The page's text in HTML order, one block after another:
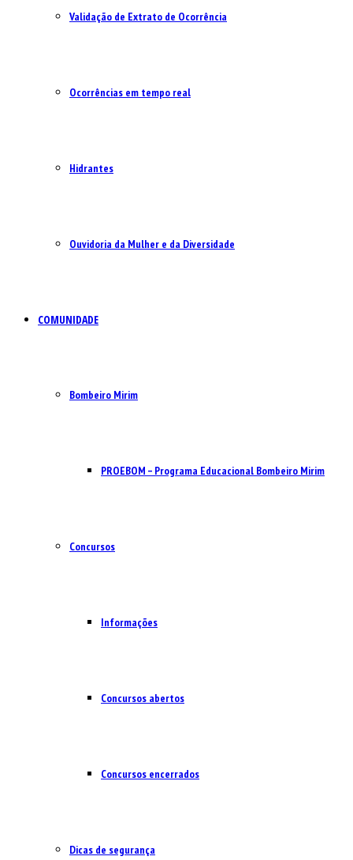
Validação de Extrato de Ocorrência
Ocorrências em tempo real
Hidrantes
Ouvidoria da Mulher e da Diversidade
COMUNIDADE
Bombeiro Mirim
PROEBOM – Programa Educacional Bombeiro Mirim
Concursos
Informações
Concursos abertos
Concursos encerrados
Dicas de segurança